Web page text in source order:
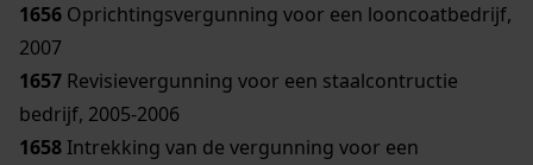
1656 Oprichtingsvergunning voor een looncoatbedrijf,
2007
1657 Revisievergunning voor een staalcontructie
bedrijf, 2005-2006
1658 Intrekking van de vergunning voor een